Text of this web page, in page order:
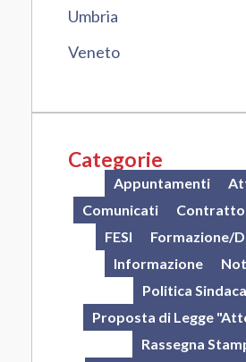
Umbria
Veneto
Categorie
Appuntamenti
Comunicati
Contratto
FESI
Formazione/
Informazione
Politica
Proposta di Legge
Rassegna